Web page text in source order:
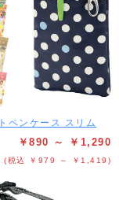
ペンケース スリム
￥890 ～ ￥1,290
(税込 ￥979 ～ ￥1,419)